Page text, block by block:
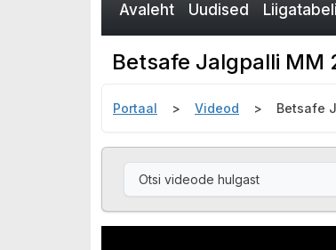
Avaleht Uudised
Betsafe Jalgpalli MM
Portaal Videod Betsafe